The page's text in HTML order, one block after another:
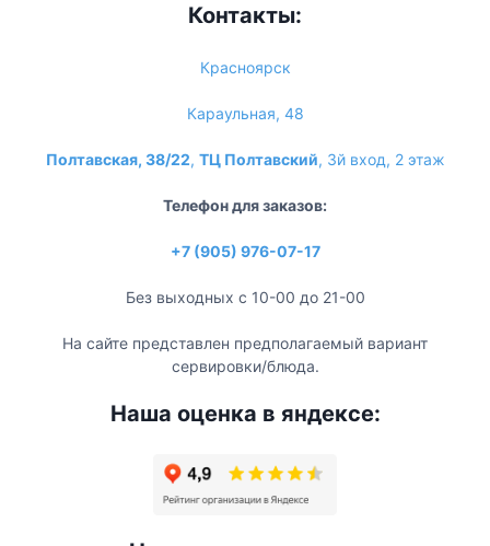
Контакты:
Красноярск
Караульная, 48
Полтавская, 38/22, ТЦ Полтавский, 3й вход, 2 этаж
Телефон для заказов:
+7 (905) 976-07-17
Без выходных с 10-00 до 21-00
На сайте представлен предполагаемый вариант
сервировки/блюда.
Наша оценка в яндексе: